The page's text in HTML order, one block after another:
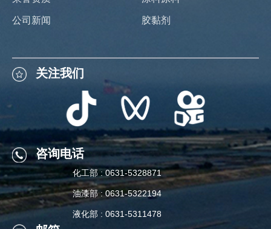
关注我们
咨询电话
化工部 : 0631-5328871
公司新闻 胶黏剂
关注我们
咨询电话
化工部 : 0631-5328871
油漆部 : 0631-5322194
液化部 : 0631-5311478